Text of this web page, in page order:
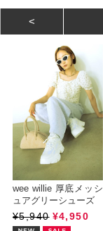
<
wee willie 厚底メッシ
ュアグリーシューズ
¥5,940 ¥4,950